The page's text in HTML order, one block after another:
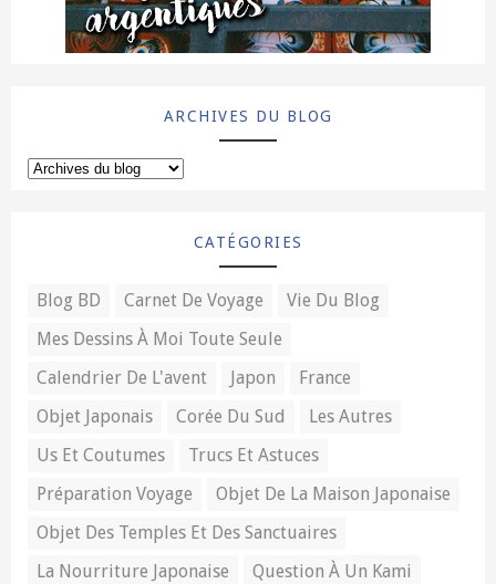
ARCHIVES DU BLOG
CATÉGORIES
Blog BD Carnet De Voyage
Vie Du Blog
Mes Dessins À Moi Toute Seule
Calendrier De L'avent
Japon
France
Objet Japonais
Corée Du Sud
Les Autres
Us Et Coutumes
Trucs Et Astuces
Préparation Voyage
Objet De La Maison Japonaise
Objet Des Temples Et Des Sanctuaires
La Nourriture Japonaise
Question À Un Kami